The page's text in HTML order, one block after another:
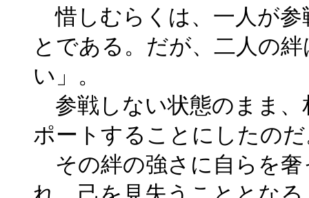
惜しむらくは、一人が参
とである。だが、二人の
い」。
参戦しない状態のまま、
ポートすることにしたの
その絆の強さに自らを奢